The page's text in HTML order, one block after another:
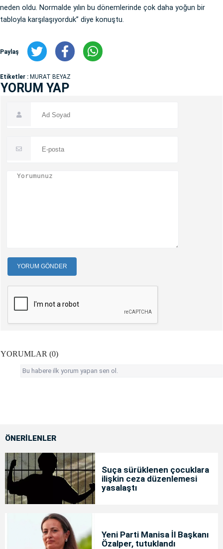
neden oldu. Normalde yılın bu dönemlerinde çok daha yoğun bir
tabloyla karşılaşıyorduk” diye konuştu.
Paylaş
Etiketler : MURAT BEYAZ
YORUM YAP
YORUM GÖNDER
YORUMLAR (0)
Bu habere ilk yorum yapan sen ol.
ÖNERİLENLER
Suça sürüklenen çocuklara
ilişkin ceza düzenlemesi
yasalaştı
Yeni Parti Manisa İl Başkanı
Özalper, tutuklandı